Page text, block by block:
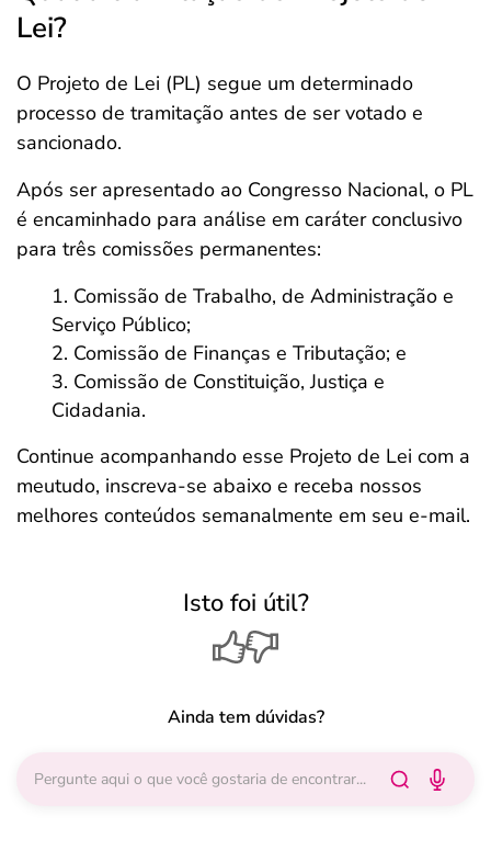
Lei?
O Projeto de Lei (PL) segue um determinado
processo de tramitação antes de ser votado e
sancionado.
Após ser apresentado ao Congresso Nacional, o PL
é encaminhado para análise em caráter conclusivo
para três comissões permanentes:
Comissão de Trabalho, de Administração e
Serviço Público;
Comissão de Finanças e Tributação; e
Comissão de Constituição, Justiça e
Cidadania.
Continue acompanhando esse Projeto de Lei com a
meutudo, inscreva-se abaixo e receba nossos
melhores conteúdos semanalmente em seu e-mail.
Isto foi útil?
Ainda tem dúvidas?